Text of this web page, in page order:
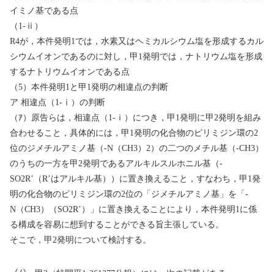
イミノ基である点
（ 1- ⅱ ）
R4が，本件発明 1では，水素又はヘミカルシウム塩を形成するカル
シウムイオンであるのに対し，甲 1発明では，ナトリウム塩を形成
するナトリウムイオンである点
（5）本件発明 1 と甲 1発明の相違点の判断
ア 相違点（ 1- ⅰ ）の判断
（ｱ）原告らは，相違点（ 1- ⅰ ）につき，甲 1発明に甲2発明を組み
合わせること，具体的には，甲 1発明の化合物のピリミジン環の2
位のジメチルアミノ基（-N （CH3） 2）の二つのメチル基（-CH3）
のうちの一方を甲2発明であるアルキルスルホニル基（-
SO2R’ （R’はアルキル基））に置き換えること，すなわち，甲 1発
明の化合物のピリミジン環の2位の「ジメチルアミノ基」を「 -
N （CH3）（ SO2R’ ）」に置き換えることにより，本件発明 1に係
る構成を容易に想到することができる旨主張している。
そこで，甲2発明について検討する。